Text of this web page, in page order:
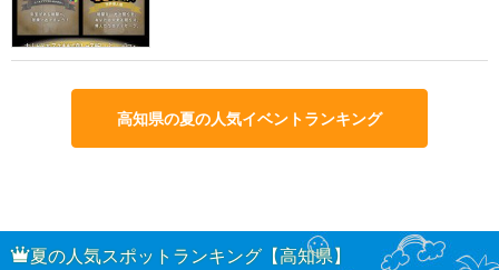
高知県の夏の人気イベントランキング
夏の人気スポットランキング【高知県】